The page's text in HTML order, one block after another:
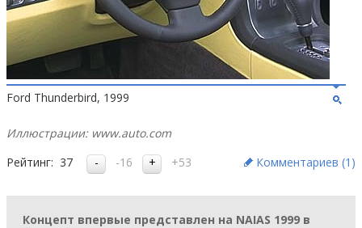
Ford Thunderbird, 1999
Иллюстрации: www.auto.com
Рейтинг: 37 -16 +53 Комментариев (1 )
Концепт впервые представлен на NAIAS 1999 в